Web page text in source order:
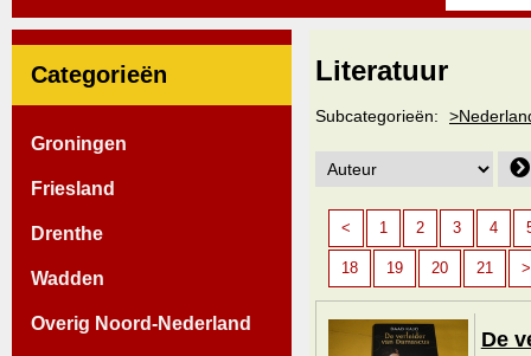
Categorieën
Groningen
Friesland
Drenthe
Wadden
Overig Noord-Nederland
Literatuur
Subcategorieën:
< 1 2 3 4
18 19 20 21 >
De